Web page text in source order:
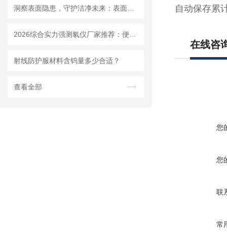
射线防护服材料含钨量多少合适？
查看全部
自动保存累
在线咨
您
您
联
常